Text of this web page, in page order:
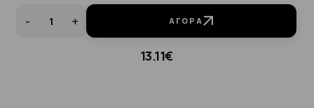
- + ΑΓΟΡΆ
13.11€